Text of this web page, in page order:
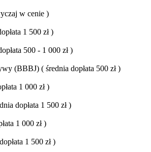
w cenie )
1 500 zł)
500 - 1 000 zł)
(BBBJ) ( średnia dopłata 500 zł)
1 000 zł)
dopłata 1 500 zł)
1 000 zł)
1 500 zł)